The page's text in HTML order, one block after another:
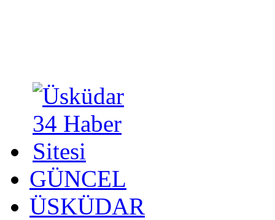
GÜNCEL
ÜSKÜDAR